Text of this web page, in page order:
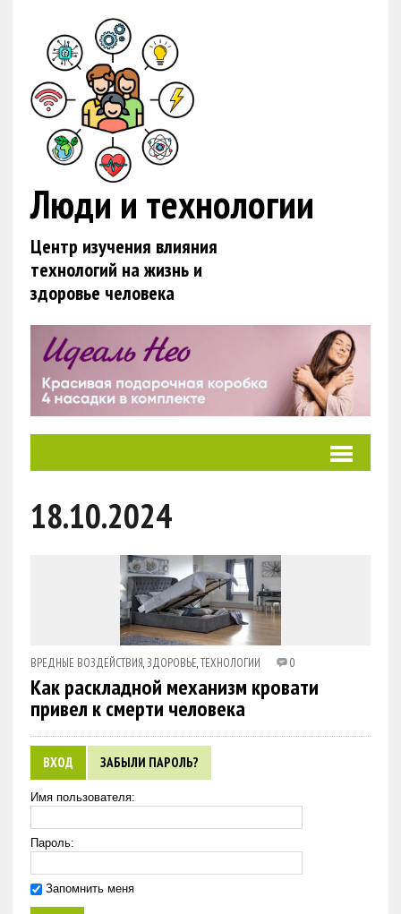
Люди и технологии
Центр изучения влияния
технологий на жизнь и
здоровье человека
18.10.2024
ВРЕДНЫЕ ВОЗДЕЙСТВИЯ,ЗДОРОВЬЕ,ТЕХНОЛОГИИ 0
Как раскладной механизм кровати
привел к смерти человека
ВХОД ЗАБЫЛИ ПАРОЛЬ?
Имя пользователя:
Пароль:
Запомнить меня